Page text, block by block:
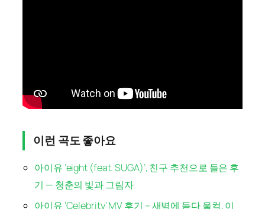
이런 곡도 좋아요
아이유 ‘eight (feat. SUGA)’, 친구 추천으로 들은 후
기 — 청춘의 빛과 그림자
아이유 ‘Celebrity’ MV 후기 – 새벽에 듣다 울컥, 이